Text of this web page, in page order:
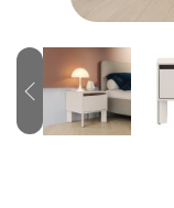
Previous